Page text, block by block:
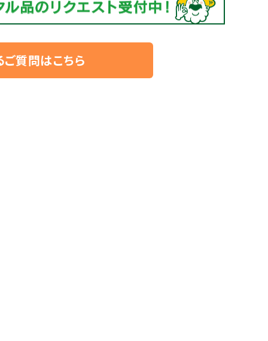
ご質問はこちら